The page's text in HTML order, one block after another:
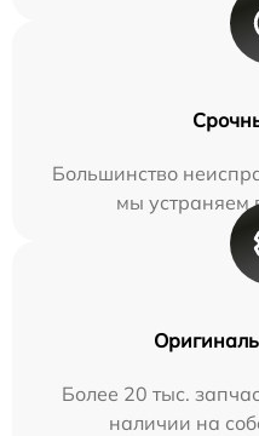
Большинство
мы устраняем
Более 20 тыс.
наличии на